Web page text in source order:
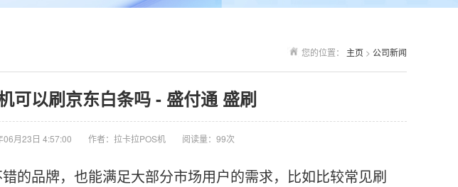
您的位置： 主页 > 公司新闻
可以刷京东白条吗 - 盛付通 盛刷
06月23日 4:57:00 作者：拉卡拉POS机 阅读量：99次
的品牌，也能满足大部分市场用户的需求，比如比较常见刷